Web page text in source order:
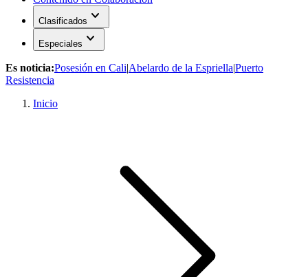
Clasificados expand_more
Especiales expand_more
Es noticia:Posesión en Cali|Abelardo de la Espriella|Puerto
Resistencia
Inicio